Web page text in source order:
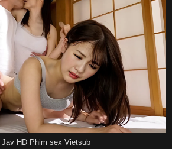
Jav HD Phim sex Vietsub